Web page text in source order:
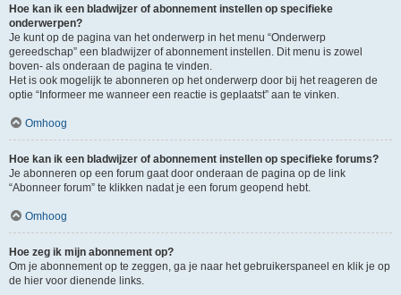
Hoe kan ik een bladwijzer of abonnement instellen op specifieke
onderwerpen?
Je kunt op de pagina van het onderwerp in het menu “Onderwerp
gereedschap” een bladwijzer of abonnement instellen. Dit menu is zowel
boven- als onderaan de pagina te vinden.
Het is ook mogelijk te abonneren op het onderwerp door bij het reageren de
optie “Informeer me wanneer een reactie is geplaatst” aan te vinken.
Omhoog
Hoe kan ik een bladwijzer of abonnement instellen op specifieke forums?
Je abonneren op een forum gaat door onderaan de pagina op de link
“Abonneer forum” te klikken nadat je een forum geopend hebt.
Omhoog
Hoe zeg ik mijn abonnement op?
Om je abonnement op te zeggen, ga je naar het gebruikerspaneel en klik je op
de hier voor dienende links.